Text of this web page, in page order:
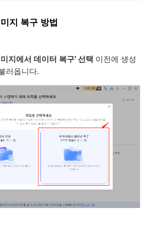
지 복구 방법
지에서 데이터 복구’ 선택 이전에 생성
러옵니다.